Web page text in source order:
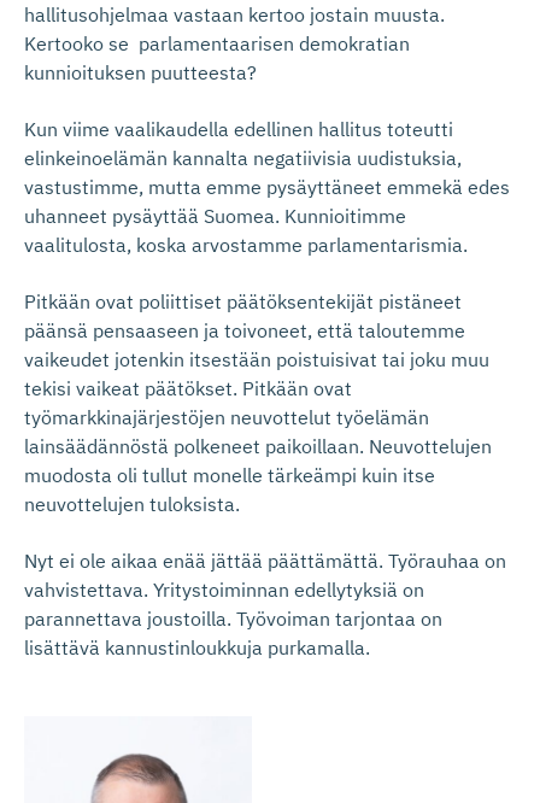
hallitusohjelmaa vastaan kertoo jostain muusta.
Kertooko se parlamentaarisen demokratian
kunnioituksen puutteesta?
Kun viime vaalikaudella edellinen hallitus toteutti
elinkeinoelämän kannalta negatiivisia uudistuksia,
vastustimme, mutta emme pysäyttäneet emmekä edes
uhanneet pysäyttää Suomea. Kunnioitimme
vaalitulosta, koska arvostamme parlamentarismia.
Pitkään ovat poliittiset päätöksentekijät pistäneet
päänsä pensaaseen ja toivoneet, että taloutemme
vaikeudet jotenkin itsestään poistuisivat tai joku muu
tekisi vaikeat päätökset. Pitkään ovat
työmarkkinajärjestöjen neuvottelut työelämän
lainsäädännöstä polkeneet paikoillaan. Neuvottelujen
muodosta oli tullut monelle tärkeämpi kuin itse
neuvottelujen tuloksista.
Nyt ei ole aikaa enää jättää päättämättä. Työrauhaa on
vahvistettava. Yritystoiminnan edellytyksiä on
parannettava joustoilla. Työvoiman tarjontaa on
lisättävä kannustinloukkuja purkamalla.